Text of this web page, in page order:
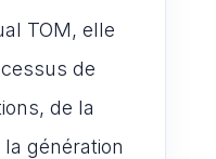
TOM, elle
de
de la
génération